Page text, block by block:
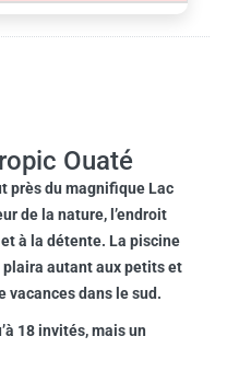
Ouaté
près du magnifique Lac
de la nature, l’endroit
à la détente. La piscine
autant aux petits et
vacances dans le sud.
18 invités, mais un